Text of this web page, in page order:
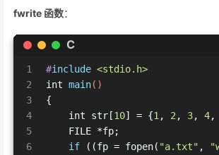
fwrite 函数：
C
1
2
3
4
5
6
#include <stdio.h>
int main()
{
int str[10] = {1 , 2 , 3, 4,
    FILE *fp;
if ((fp = fopen( "a.txt" ,